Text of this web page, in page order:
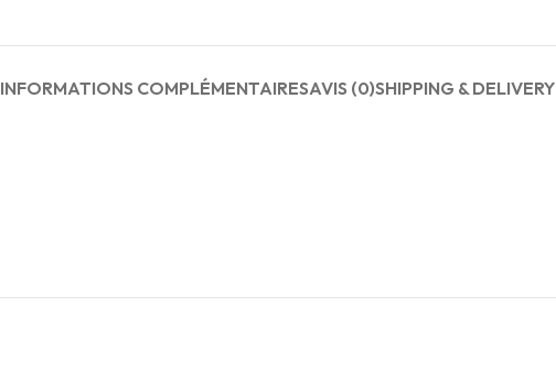
INFORMATIONS COMPLÉMENTAIRESAVIS (0)SHIPPING & DELIVERY